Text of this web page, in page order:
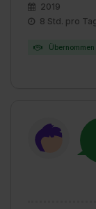
2019
8 Std. pro
Übernommen